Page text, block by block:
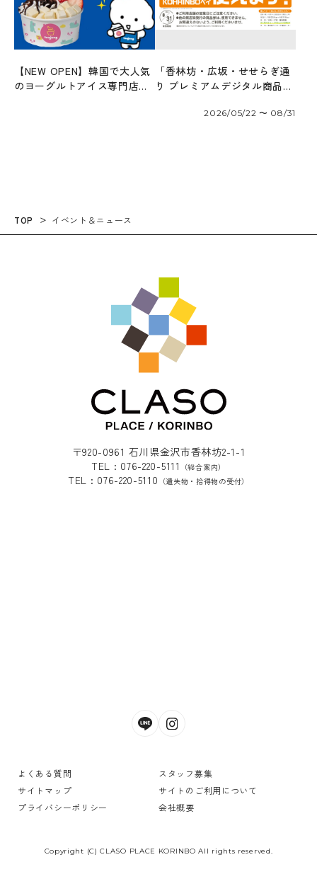
【NEW OPEN】韓国で大人気
のヨーグルトアイス専門店
「香林坊・広坂・せせらぎ通
り プレミアムデジタル商品券
2026/05/22 〜 08/31
TOP イベント＆ニュース
〒920-0961 石川県金沢市香林坊2-1-1
TEL : 076-220-5111
（総合案内）
TEL : 076-220-5110 （遺失物・拾得物の受付）
よくある質問
スタッフ募集
サイトマップ
サイトのご利用について
プライバシーポリシー
会社概要
Copyright (C) CLASO PLACE KORINBO All rights reserved.